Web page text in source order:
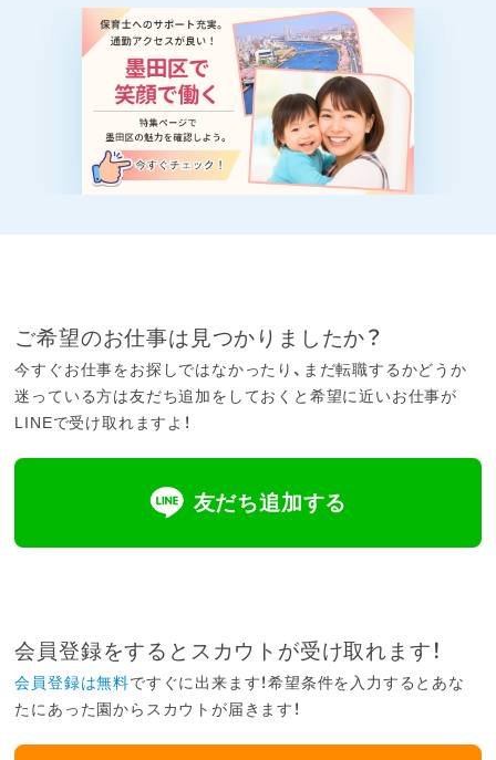
ご希望のお仕事は見つかりましたか？
今すぐお仕事をお探しではなかったり、まだ転職するかどうか
迷っている方は友だち追加をしておくと希望に近いお仕事が
LINEで受け取れますよ！
友だち追加する
会員登録をするとスカウトが受け取れます！
会員登録は無料ですぐに出来ます！希望条件を入力するとあな
たにあった園からスカウトが届きます！